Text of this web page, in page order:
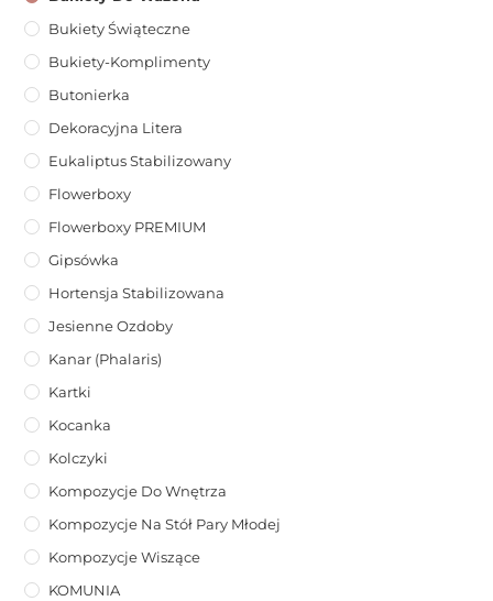
Bukiety Świąteczne
Bukiety-Komplimenty
Butonierka
Dekoracyjna Litera
Eukaliptus Stabilizowany
Flowerboxy
Flowerboxy PREMIUM
Gipsówka
Hortensja Stabilizowana
Jesienne Ozdoby
Kanar (phalaris)
Kartki
Kocanka
Kolczyki
Kompozycje Do Wnętrza
Kompozycje Na Stół Pary Młodej
Kompozycje Wiszące
KOMUNIA